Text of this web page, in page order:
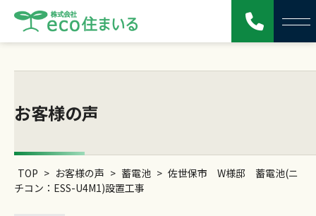
お客様の声
TOP > お客様の声 > 蓄電池 > 佐世保市 W様邸 蓄電池(ニ
チコン：ESS-U4M1)設置工事